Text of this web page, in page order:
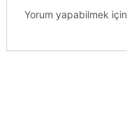
Yorum yapabilmek için